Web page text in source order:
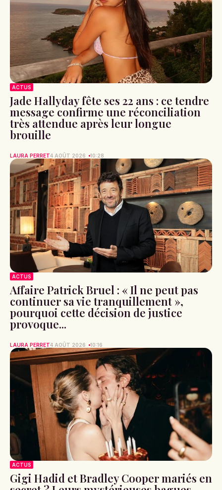
ACTUS
Jade Hallyday fête ses 22 ans : ce tendre
message confirme une réconciliation
très attendue après leur longue
brouille
LAURA PERRET4 AOÛT 2026 10:28
ACTUS
Affaire Patrick Bruel : « Il ne peut pas
continuer sa vie tranquillement »,
pourquoi cette décision de justice
provoque...
LAURA PERRET4 AOÛT 2026 10:16
ACTUS
Gigi Hadid et Bradley Cooper mariés en